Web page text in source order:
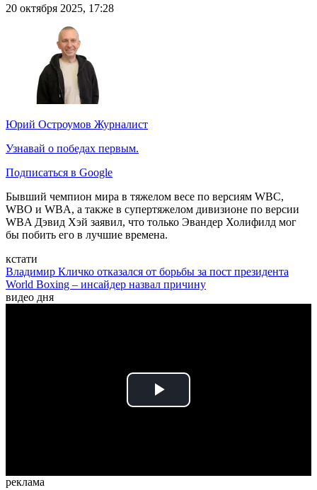
20 октября 2025, 17:28
Юрий Остроумов Журналист
Узнавай о победах первым.
Подписаться в Google
Бывший чемпион мира в тяжелом весе по версиям WBC,
WBO и WBA, а также в супертяжелом дивизионе по версии
WBA Дэвид Хэй заявил, что только Эвандер Холифилд мог
бы побить его в лучшие времена.
кстати
Владимир Кличко отказался от борьбы за пост президента
World Boxing – инсайдер назвал причину
видео дня
Play
реклама